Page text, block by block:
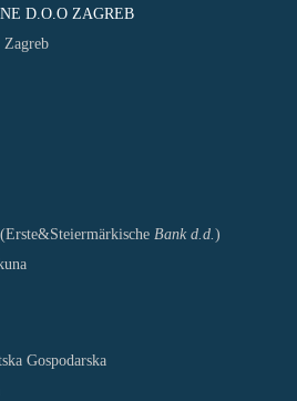
D.O.O ZAGREB
Bank d.d. )